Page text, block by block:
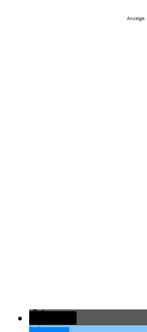
Anzeige: